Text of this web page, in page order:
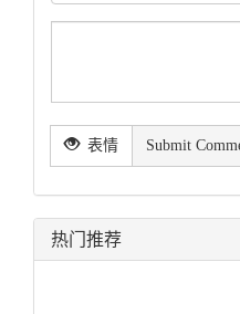
表情 Submit
热门推荐